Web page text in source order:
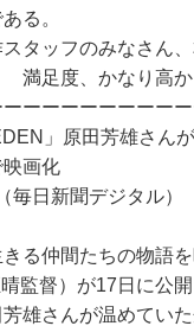
る。
タッフのみなさん
満足度、かなり高
ーーーーーーーー
」原田芳雄さん
画化
毎日新聞デジタル）
る仲間たちの物語
監督）が17日に公
雄さんが温めてい